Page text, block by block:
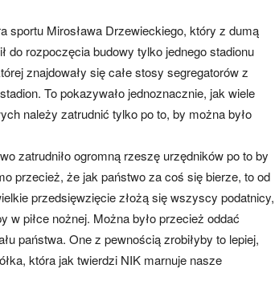
sportu Mirosława Drzewieckiego, który z dumą
do rozpoczęcia budowy tylko jednego stadionu
znajdowały się całe stosy segregatorów z
To pokazywało jednoznacznie, jak wiele
należy zatrudnić tylko po to, by można było
zatrudniło ogromną rzeszę urzędników po to by
przecież, że jak państwo za coś się bierze, to od
przedsięwzięcie złożą się wszyscy podatnicy,
piłce nożnej. Można było przecież oddać
państwa. One z pewnością zrobiłyby to lepiej,
która jak twierdzi NIK marnuje nasze